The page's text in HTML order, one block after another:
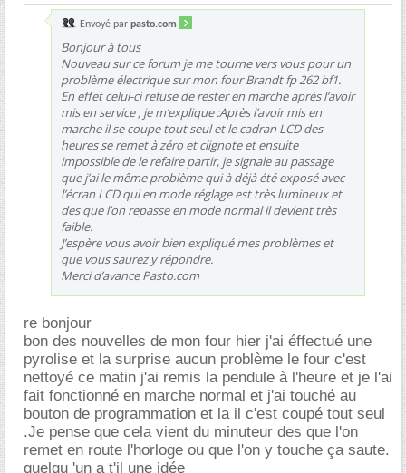
Envoyé par pasto.com
Bonjour à tous
Nouveau sur ce forum je me tourne vers vous pour un
problème électrique sur mon four Brandt fp 262 bf1.
En effet celui-ci refuse de rester en marche après l’avoir
mis en service , je m’explique :Après l’avoir mis en
marche il se coupe tout seul et le cadran LCD des
heures se remet à zéro et clignote et ensuite
impossible de le refaire partir, je signale au passage
que j’ai le même problème qui à déjà été exposé avec
l’écran LCD qui en mode réglage est très lumineux et
des que l’on repasse en mode normal il devient très
faible.
J’espère vous avoir bien expliqué mes problèmes et
que vous saurez y répondre.
Merci d’avance Pasto.com
re bonjour
bon des nouvelles de mon four hier j'ai éffectué une
pyrolise et la surprise aucun problème le four c'est
nettoyé ce matin j'ai remis la pendule à l'heure et je l'ai
fait fonctionné en marche normal et j'ai touché au
bouton de programmation et la il c'est coupé tout seul
.Je pense que cela vient du minuteur des que l'on
remet en route l'horloge ou que l'on y touche ça saute.
quelqu 'un a t'il une idée